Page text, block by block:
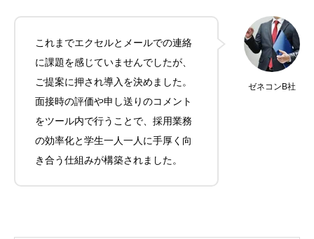
ゼネコンB社
これまでエクセルとメールでの連絡
に課題を感じていませんでしたが、
ご提案に押され導入を決めました。
面接時の評価や申し送りのコメント
をツール内で行うことで、採用業務
の効率化と学生一人一人に手厚く向
き合う仕組みが構築されました。